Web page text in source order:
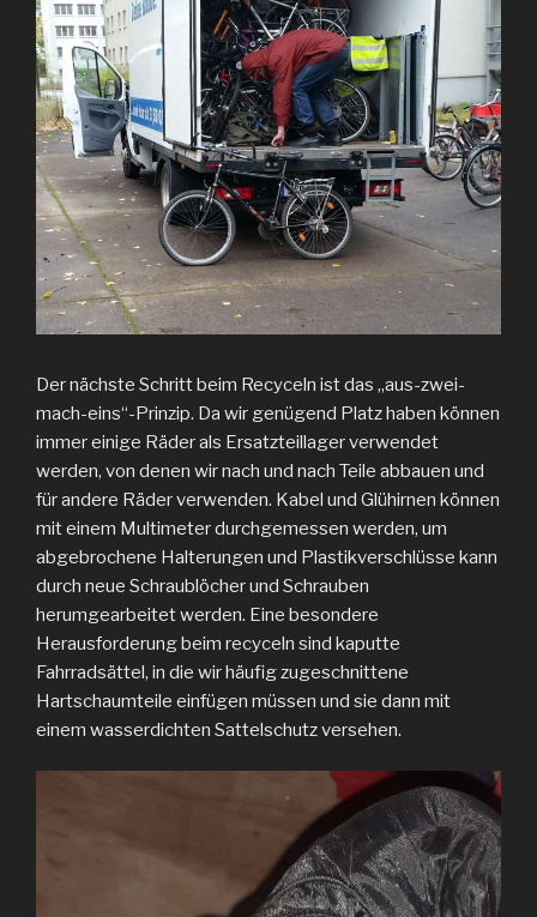
Der nächste Schritt beim Recyceln ist das „aus-zwei-
mach-eins“-Prinzip. Da wir genügend Platz haben können
immer einige Räder als Ersatzteillager verwendet
werden, von denen wir nach und nach Teile abbauen und
für andere Räder verwenden. Kabel und Glühirnen können
mit einem Multimeter durchgemessen werden, um
abgebrochene Halterungen und Plastikverschlüsse kann
durch neue Schraublöcher und Schrauben
herumgearbeitet werden. Eine besondere
Herausforderung beim recyceln sind kaputte
Fahrradsättel, in die wir häufig zugeschnittene
Hartschaumteile einfügen müssen und sie dann mit
einem wasserdichten Sattelschutz versehen.